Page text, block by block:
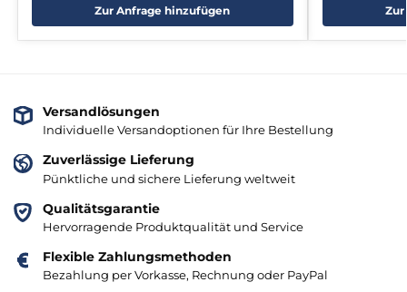
Zur Anfrage hinzufügen
Versandlösungen
Individuelle Versandoptionen für Ihre Bestellung
Zuverlässige Lieferung
Pünktliche und sichere Lieferung weltweit
Qualitätsgarantie
Hervorragende Produktqualität und Service
Flexible Zahlungsmethoden
Bezahlung per Vorkasse, Rechnung oder PayPal